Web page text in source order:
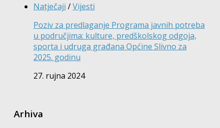
Natječaji /Vijesti
Poziv za predlaganje Programa javnih potreba
u područjima: kulture, predškolskog odgoja,
sporta i udruga građana Općine Slivno za
2025. godinu
27. rujna 2024
Arhiva